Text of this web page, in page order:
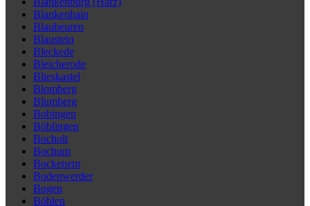
Blankenhain
Blaubeuren
Blaustein
Bleckede
Bleicherode
Blieskastel
Blomberg
Blumberg
Bobingen
Böblingen
Bocholt
Bochum
Bockenem
Bodenwerder
Bogen
Böhlen